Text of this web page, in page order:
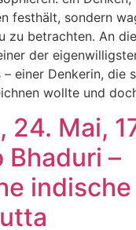
festhält, sondern
zu betrachten. An
der
einer Denkerin, die
wollte und
24. Mai,
Bhaduri –